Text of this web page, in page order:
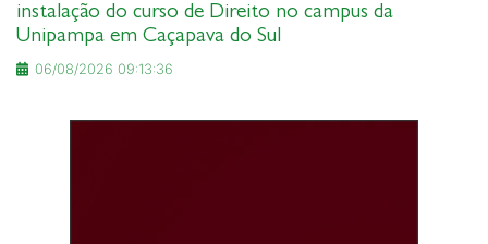
instalação do curso de Direito no campus da
Unipampa em Caçapava do Sul
06/08/2026 09:13:36